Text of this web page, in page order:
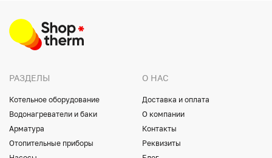
РАЗДЕЛЫ
Котельное оборудование
Водонагреватели и баки
Арматура
Отопительные приборы
О НАС
Доставка и оплата
О компании
Контакты
Реквизиты